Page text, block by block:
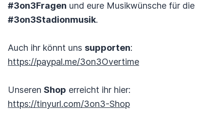
#3on3Fragen und eure Musikwünsche für die
#3on3Stadionmusik.
Auch ihr könnt uns supporten:
https://paypal.me/3on3Overtime
Unseren Shop erreicht ihr hier:
https://tinyurl.com/3on3-Shop